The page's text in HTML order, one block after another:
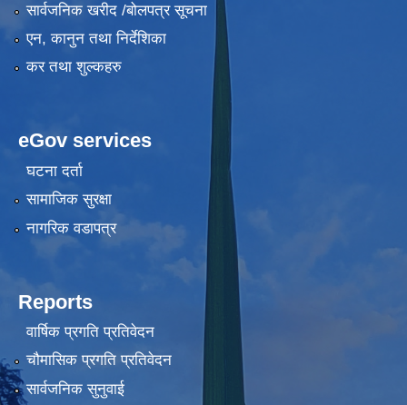
सार्वजनिक खरीद /बोलपत्र सूचना
एन, कानुन तथा निर्देशिका
कर तथा शुल्कहरु
eGov services
घटना दर्ता
सामाजिक सुरक्षा
नागरिक वडापत्र
Reports
वार्षिक प्रगति प्रतिवेदन
चौमासिक प्रगति प्रतिवेदन
सार्वजनिक सुनुवाई